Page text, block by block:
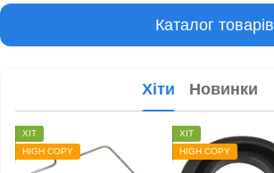
Каталог товарів
Хіти Новинки
ХІТ
HIGH COPY
ХІТ
HIGH COPY